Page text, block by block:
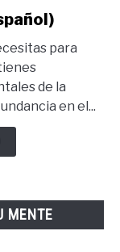
para
de la
en el...
MENTE